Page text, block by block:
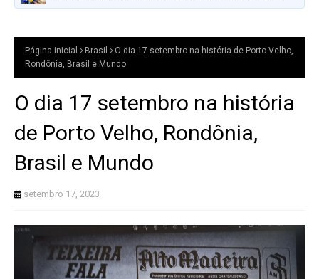
Página inicial Brasil
O dia 17 setembro na história de Porto Velho,
Rondônia, Brasil e Mundo
O dia 17 setembro na história
de Porto Velho, Rondônia,
Brasil e Mundo
setembro 17, 2023